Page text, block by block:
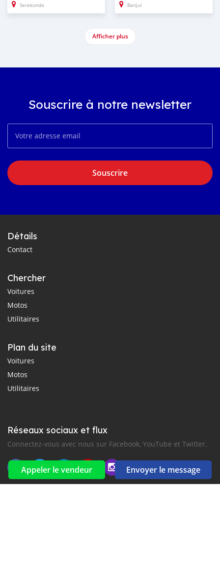
Appeler le vendeur Envoyer le message
Serekunda Banjul
Afficher plus
Souscrire à notre newsletter
Souscrire
Détails
Contact
Chercher
Voitures
Motos
Utilitaires
Plan du site
Voitures
Motos
Utilitaires
Réseaux sociaux et flux
Connectez-vous avec nous sur Facebook, YouTube et Twitter.